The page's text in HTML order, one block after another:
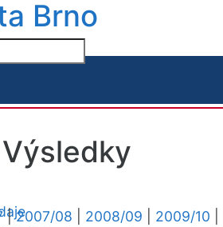
Brno
Výsledky
|2007/08 2008/09 2009/10